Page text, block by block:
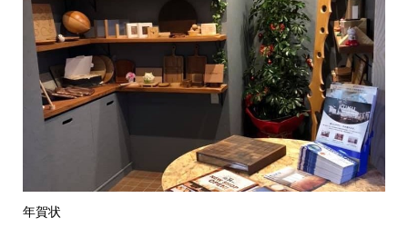
年賀状